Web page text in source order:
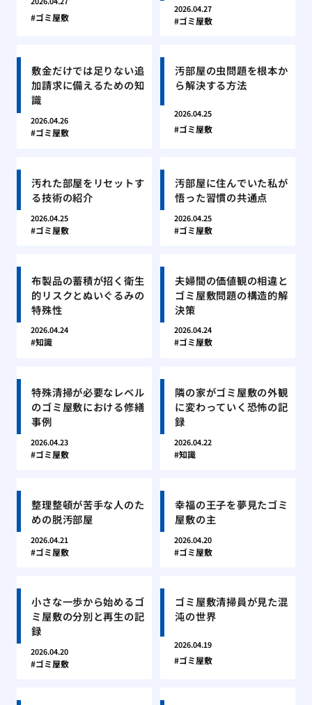
ゴミ屋敷
2026.04.27
ゴミ屋敷
敷金だけでは足りない追
加請求に備えるための知
識
2026.04.26
ゴミ屋敷
汚部屋の虫問題を根本か
ら解決する方法
2026.04.25
ゴミ屋敷
汚れた部屋をリセットす
る技術の紹介
2026.04.25
ゴミ屋敷
汚部屋に住んでいた私が
悟った習慣の共通点
2026.04.25
ゴミ屋敷
布製品の蓄積が招く衛生
的リスクとぬいぐるみの
特殊性
2026.04.24
知識
夫婦間の価値観の相違と
ゴミ屋敷問題の構造的解
決策
2026.04.24
ゴミ屋敷
特殊清掃が必要なレベル
のゴミ屋敷における修繕
事例
2026.04.23
ゴミ屋敷
隣の家がゴミ屋敷の外観
に変わっていく恐怖の記
録
2026.04.22
知識
整理整頓が苦手な人のた
めの脱汚部屋
2026.04.21
ゴミ屋敷
幸福の王子を夢見たゴミ
屋敷の主
2026.04.20
ゴミ屋敷
小さな一歩から始めるゴ
ミ屋敷の分別と再生の記
録
2026.04.20
ゴミ屋敷
ゴミ屋敷清掃員が見た混
沌の世界
2026.04.19
ゴミ屋敷